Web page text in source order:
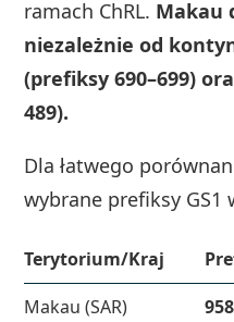
ramach ChRL. Makau
niezależnie od
(prefiksy 690–699)
489).
Dla łatwego
wybrane prefiksy GS1
Terytorium/Kraj
Makau (SAR)
958